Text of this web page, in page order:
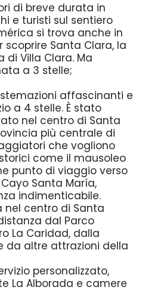
di breve durata in
e turisti sul sentiero
si trova anche in
Santa Clara, la
Villa Clara. Ma
a 3 stelle;
affascinanti e
a 4 stelle. È stato
nel centro di Santa
più centrale di
che vogliono
come il mausoleo
punto di viaggio verso
Santa María,
indimenticabile.
nel centro di Santa
dal Parco
La Caridad, dalla
da altre attrazioni della
personalizzato,
La Alborada e camere